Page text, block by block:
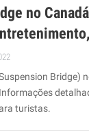
no
Bridge)
turistas.